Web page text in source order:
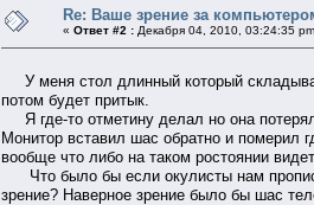
Re: Ваше зрение за
« Ответ #2 : Декабря 04, 2010, 03:24:35
У меня стол длинный который
потом будет притык.
Я где-то отметину делал но она
Монитор вставил шас обратно и померил
вообще что либо на таком ростоянии
Что было бы если окулисты нам
зрение? Наверное зрение было бы шас